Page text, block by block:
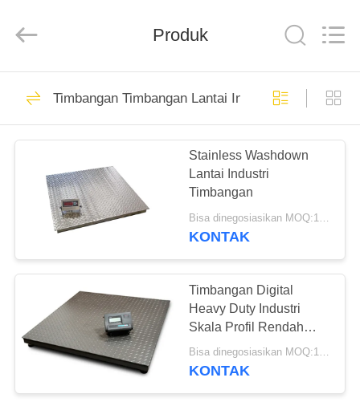
RUMAH
PRODUK
TENTANG
KAMI
TUR
PABRIK
KONTROL
KUALITAS
CO.,LTD.
Jembatan Timbang
Tugas Berat
Jembatan Timbang
Truk
49
Produk
Timbangan Timbangan Lantai Industri
Stainless Washdown
Lantai Industri
Timbangan
Bisa dinegosiasikan MOQ:1 Set
KONTAK
Timbangan Digital
Heavy Duty Industri
Skala Profil Rendah
Pallet Baja Karbon
Q235B
Bisa dinegosiasikan MOQ:1 Set
KONTAK